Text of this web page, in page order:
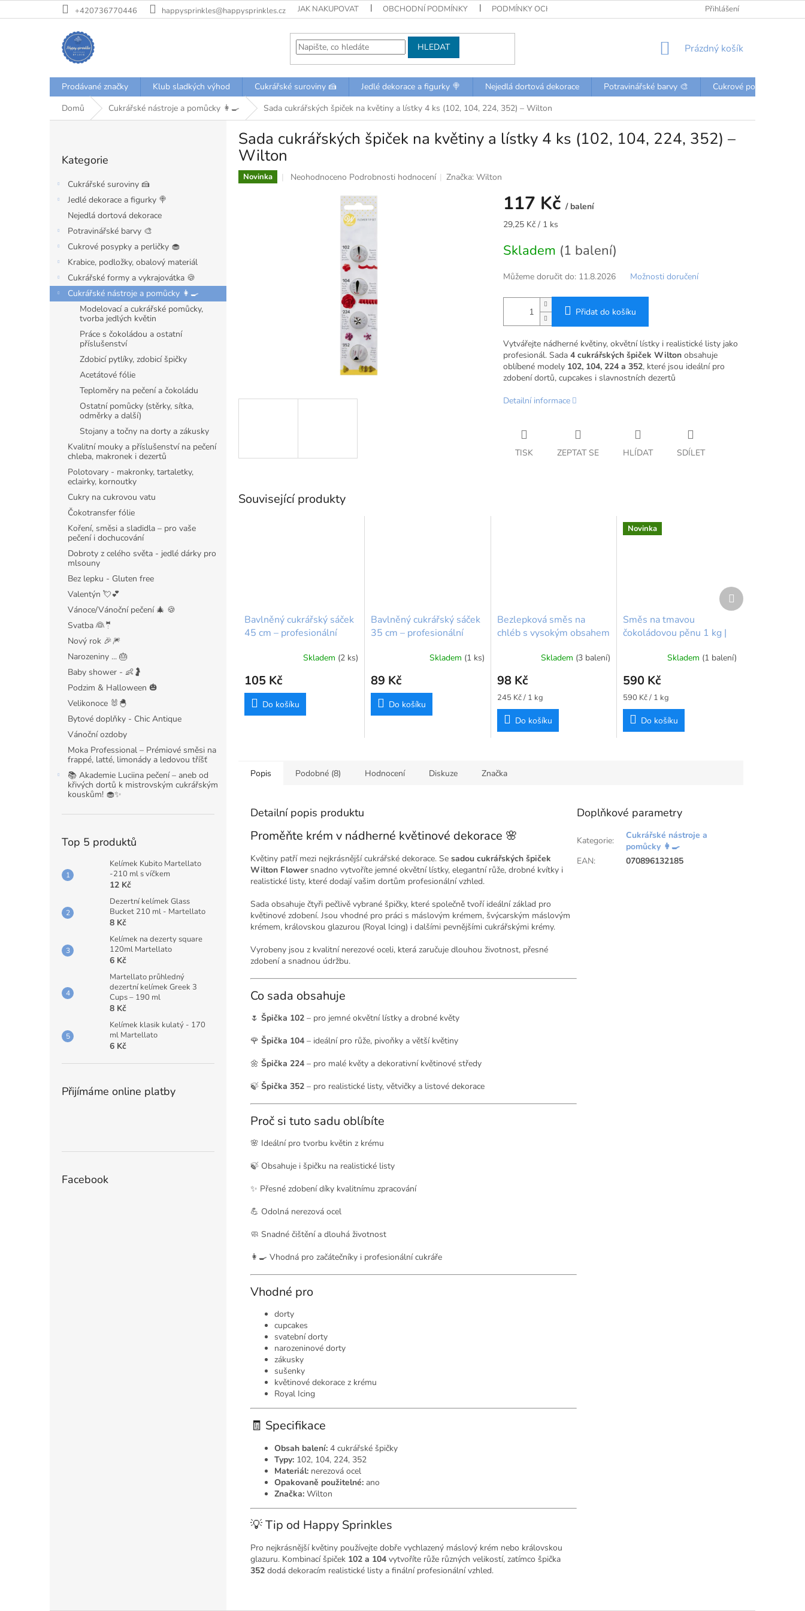
na
+420736770446 happysprinkles@happysprinkles.cz JAK NAKUPOVAT OBCHODNÍ PODMÍNKY PODMÍNKY OCHRANY OSOBNÍCH ÚDAJŮ KONTAKTYPřihlášení
HLEDAT
NÁKUPNÍ
Prázdný košík
Prodávané značky Klub sladkých výhod Cukrářské suroviny 🍰 Jedlé dekorace a figurky 🍭 Nejedlá dortová dekorace Potravinářské barvy 🎨
Cukrové posypky a
Domů
Cukrářské nástroje a pomůcky 👩‍🍳 Sada cukrářských špiček na květiny a lístky 4 ks (102, 104, 224, 352) – Wilton
e
l
kategorie
Kategorie
Cukrářské suroviny 🍰
Jedlé dekorace a figurky 🍭
Nejedlá dortová dekorace
Potravinářské barvy 🎨
Cukrové posypky a perličky 🧁
Krabice, podložky, obalový materiál
Cukrářské formy a vykrajovátka 🍪
Cukrářské nástroje a pomůcky 👩‍🍳
Modelovací a cukrářské pomůcky,
tvorba jedlých květin
Práce s čokoládou a ostatní
příslušenství
Zdobicí pytlíky, zdobicí špičky
Acetátové fólie
Teploměry na pečení a čokoládu
Ostatní pomůcky (stěrky, sítka,
odměrky a další)
Stojany a točny na dorty a zákusky
Kvalitní mouky a příslušenství na pečení
chleba, makronek i dezertů
Polotovary - makronky, tartaletky,
eclairky, kornoutky
Cukry na cukrovou vatu
Čokotransfer fólie
Koření, směsi a sladidla – pro vaše
pečení i dochucování
Dobroty z celého světa - jedlé dárky pro
mlsouny
Bez lepku - Gluten free
Valentýn 💘💕
Vánoce/Vánoční pečení 🎄 🍪
Svatba 👰🤵
Nový rok 🎉🎆
Narozeniny ... 🎂
Baby shower - 👶🤰
Podzim & Halloween 🎃
Velikonoce 🐰🐣
Bytové doplňky - Chic Antique
Vánoční ozdoby
Moka Professional – Prémiové směsi na
frappé, latté, limonády a ledovou tříšť
📚 Akademie Luciina pečení – aneb od
křivých dortů k mistrovským cukrářským
kouskům! 🧁✨
Top 5 produktů
Kelímek Kubito Martellato
-210 ml s víčkem
12 Kč
Dezertní kelímek Glass
Bucket 210 ml - Martellato
8 Kč
Kelímek na dezerty square
120ml Martellato
6 Kč
Martellato průhledný
dezertní kelímek Greek 3
Cups – 190 ml
8 Kč
Kelímek klasik kulatý - 170
ml Martellato
6 Kč
Přijímáme online platby
Facebook
Sada cukrářských špiček na květiny a lístky 4 ks (102, 104, 224, 352) –
Wilton
Novinka
Průměrné
Neohodnoceno Podrobnosti hodnocení Značka:Wilton
117 Kč / balení
Měrná
29,25 Kč / 1 ks
Skladem (1 balení)
Můžeme doručit do: 11.8.2026 Možnosti doručení
Přidat do košíku
Vytvářejte nádherné květiny, okvětní lístky i realistické listy jako
profesionál. Sada 4 cukrářských špiček Wiltonobsahuje
oblíbené modely 102, 104, 224 a 352, které jsou ideální pro
zdobení dortů, cupcakes i slavnostních dezertů
Detailní informace
TISK ZEPTAT SE HLÍDAT SDÍLET
Související produkty
Bavlněný cukrářský sáček
45 cm – profesionální
Skladem (2 ks)
105 Kč
Do košíku
Bavlněný cukrářský sáček
35 cm – profesionální
Skladem (1 ks)
89 Kč
Do košíku
Bezlepková směs na
chléb s vysokým obsahem
BrandNewCake
Skladem (3 balení)
98 Kč
Měrná
cena:
245 Kč / 1 kg
Do košíku
Novinka
Směs na tmavou
čokoládovou pěnu 1 kg |
Skladem (1 balení)
590 Kč
Měrná
cena:
590 Kč / 1 kg
Do košíku
Další
produkt
Popis Podobné (8) Hodnocení Diskuze Značka
Detailní popis produktu
Proměňte krém v nádherné květinové dekorace 🌸
Květiny patří mezi nejkrásnější cukrářské dekorace. Se sadou cukrářských špiček
Wilton Flowersnadno vytvoříte jemné okvětní lístky, elegantní růže, drobné kvítky i
realistické listy, které dodají vašim dortům profesionální vzhled.
Sada obsahuje čtyři pečlivě vybrané špičky, které společně tvoří ideální základ pro
květinové zdobení. Jsou vhodné pro práci s máslovým krémem, švýcarským máslovým
krémem, královskou glazurou (Royal Icing) i dalšími pevnějšími cukrářskými krémy.
Vyrobeny jsou z kvalitní nerezové oceli, která zaručuje dlouhou životnost, přesné
zdobení a snadnou údržbu.
Co sada obsahuje
🌷 Špička 102 – pro jemné okvětní lístky a drobné květy
🌹 Špička 104 – ideální pro růže, pivoňky a větší květiny
🌼 Špička 224 – pro malé květy a dekorativní květinové středy
🍃 Špička 352 – pro realistické listy, větvičky a listové dekorace
Proč si tuto sadu oblíbíte
🌸 Ideální pro tvorbu květin z krému
🍃 Obsahuje i špičku na realistické listy
✨ Přesné zdobení díky kvalitnímu zpracování
💪 Odolná nerezová ocel
🧼 Snadné čištění a dlouhá životnost
👩‍🍳 Vhodná pro začátečníky i profesionální cukráře
Vhodné pro
dorty
cupcakes
svatební dorty
narozeninové dorty
zákusky
sušenky
květinové dekorace z krému
Royal Icing
🧾 Specifikace
Obsah balení: 4 cukrářské špičky
Typy: 102, 104, 224, 352
Materiál: nerezová ocel
Opakovaně použitelné: ano
Značka: Wilton
💡 Tip od Happy Sprinkles
Pro nejkrásnější květiny používejte dobře vychlazený máslový krém nebo královskou
glazuru. Kombinací špiček 102 a 104 vytvoříte růže různých velikostí, zatímco špička
352 dodá dekoracím realistické listy a finální profesionální vzhled.
Doplňkové parametry
Kategorie:
Cukrářské nástroje a
pomůcky 👩‍🍳
EAN: 070896132185